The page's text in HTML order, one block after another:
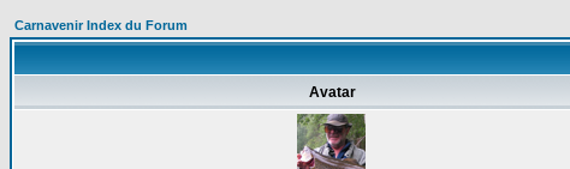
Carnavenir Index du Forum
Avatar